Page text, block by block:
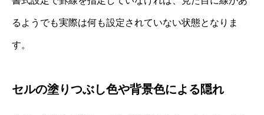
るようでも実際は何も設定されていない状態となりま
す。
セルの塗りつぶし色や背景色による隠れ